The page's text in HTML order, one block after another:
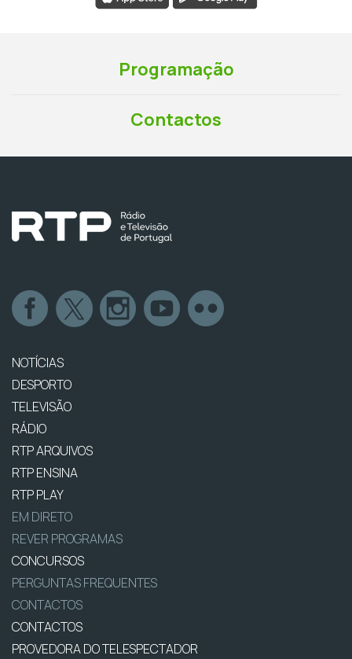
Programação
Contactos
NOTÍCIAS
DESPORTO
TELEVISÃO
RÁDIO
RTP ARQUIVOS
RTP ENSINA
RTP PLAY
EM DIRETO
REVER PROGRAMAS
CONCURSOS
PERGUNTAS FREQUENTES
CONTACTOS
CONTACTOS
PROVEDORA DO TELESPECTADOR